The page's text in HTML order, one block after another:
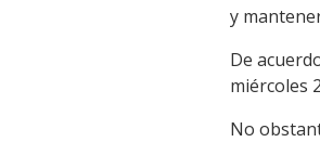
Linky
De
miércoles
No